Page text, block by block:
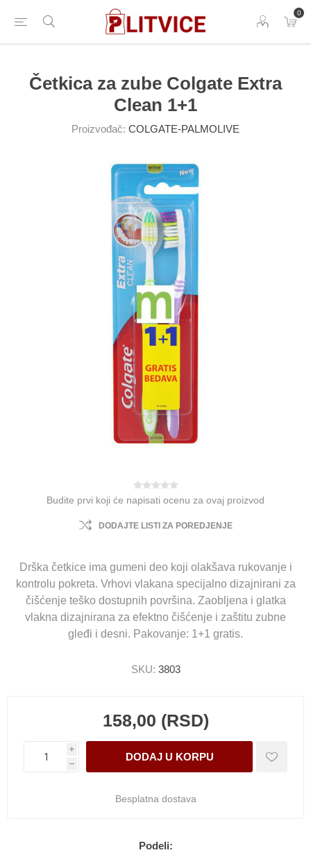
0
Četkica za zube Colgate Extra
Clean 1+1
Proizvođač: COLGATE-PALMOLIVE
Budite prvi koji će napisati ocenu za ovaj proizvod
DODAJTE LISTI ZA POREDJENJE
Drška četkice ima gumeni deo koji olakšava rukovanje i
kontrolu pokreta. Vrhovi vlakana specijalno dizajnirani za
čišćenje teško dostupnih površina. Zaobljena i glatka
vlakna dizajnirana za efektno čišćenje i zaštitu zubne
gleđi i desni. Pakovanje: 1+1 gratis.
SKU: 3803
158,00 (RSD)
i
h
Besplatna dostava
Podeli: